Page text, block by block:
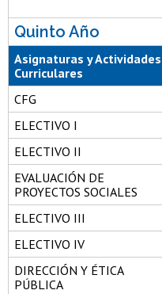
Quinto Año
Asignaturas y Actividades
Curriculares
CFG
ELECTIVO I
ELECTIVO II
EVALUACIÓN DE
PROYECTOS SOCIALES
ELECTIVO III
ELECTIVO IV
DIRECCIÓN Y ÉTICA
PÚBLICA